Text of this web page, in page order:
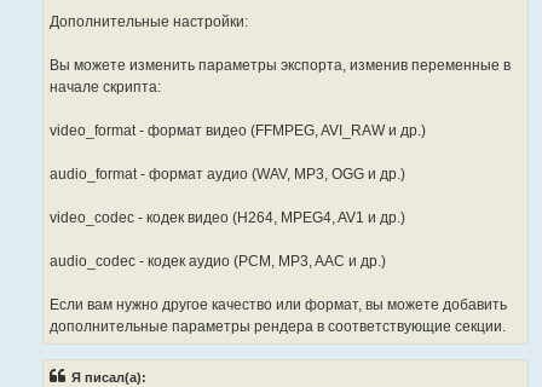
    for i in range(len(cut_points) - 1):
        end_frame = cut_points[i + 1]
        if duration <= 0:
        # Устанавливаем диапазон рендера
        scene.frame_end = end_frame - 1
        if video_strips:
            scene.render.filepath = video_output
scene.render.image_settings.file_format =
            scene.render.ffmpeg.format = 'MPEG4'
            scene.render.ffmpeg.codec = video_codec
bpy.ops.render.render(animation=True,
Дополнительные настройки:
Вы можете изменить параметры экспорта, изменив переменные в
начале скрипта:
video_format - формат видео (FFMPEG, AVI_RAW и др.)
audio_format - формат аудио (WAV, MP3, OGG и др.)
video_codec - кодек видео (H264, MPEG4, AV1 и др.)
audio_codec - кодек аудио (PCM, MP3, AAC и др.)
Если вам нужно другое качество или формат, вы можете добавить
дополнительные параметры рендера в соответствующие секции.
Я писал(а):